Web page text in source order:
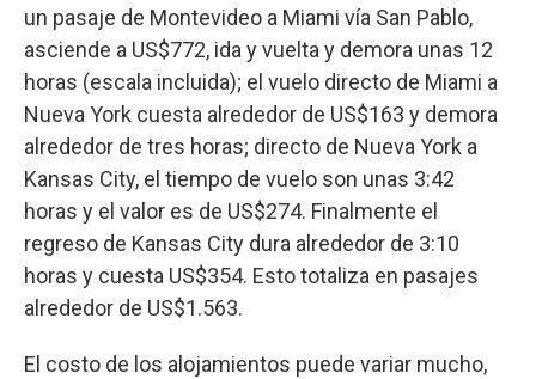
un pasaje de Montevideo a Miami vía San Pablo,
asciende a US$772, ida y vuelta y demora unas 12
horas (escala incluida); el vuelo directo de Miami a
Nueva York cuesta alrededor de US$163 y demora
alrededor de tres horas; directo de Nueva York a
Kansas City, el tiempo de vuelo son unas 3:42
horas y el valor es de US$274. Finalmente el
regreso de Kansas City dura alrededor de 3:10
horas y cuesta US$354. Esto totaliza en pasajes
alrededor de US$1.563.
El costo de los alojamientos puede variar mucho,